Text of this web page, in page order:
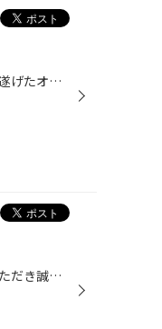
ブランドコンセプトのNORMCORE(究極の普通)、前作のLD1から更に進化を遂げたオーソドックス且つ新しいNORMCORE デザインを提案。 プロダクトネームのLDZ(エルディーゼット)は、 L…LANVEC(ランベック) D…DISH DESIGN(ディッシュデザイン） Z…ZENITH(頂点、最高点)
こんばんは、タイヤ館手稲のきつやまです！ いつもタイヤ館手稲をご利用いただき誠にありがとうございます！ オイル交換などでご来店されるお客様の中で、年数がかなり経ってしまっている車や溝が全然ないお客様もちらほら見かけます。 タイヤをいつ買ったか覚えていない、車変えてからずっと変えて...